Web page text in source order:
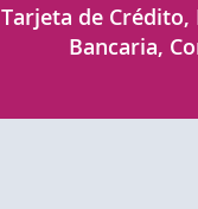
Tarjeta de Crédito,
Bancaria,